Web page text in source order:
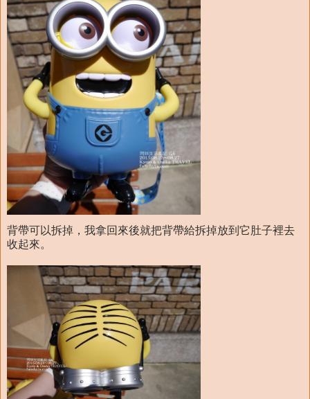
背帶可以拆掉，我拿回來後就把背帶給拆掉放到它肚子裡去
收起來。